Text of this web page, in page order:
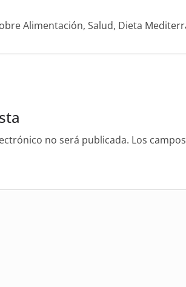
Alimentación, Salud, Dieta
no será publicada. Los